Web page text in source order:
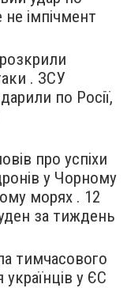
не імпічмент
. ЗСУ
по Росії,
про успіхи
у Чорному
морях . 12
за тиждень
тимчасового
українців у ЄС